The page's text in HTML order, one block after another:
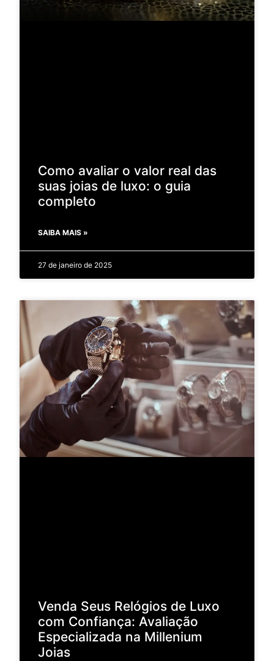
Como avaliar o valor real das
suas joias de luxo: o guia
completo
SAIBA MAIS »
27 de janeiro de 2025
Venda Seus Relógios de Luxo
com Confiança: Avaliação
Especializada na Millenium
Joias